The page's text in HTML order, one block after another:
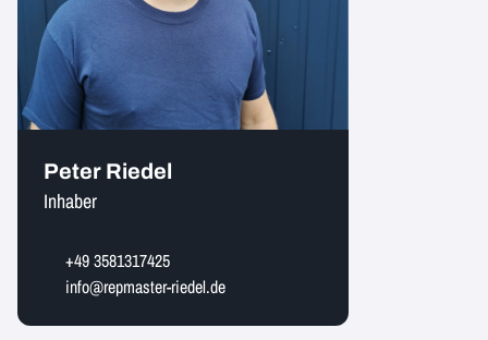
Peter Riedel
Inhaber
+49 3581317425
info@repmaster-riedel.de